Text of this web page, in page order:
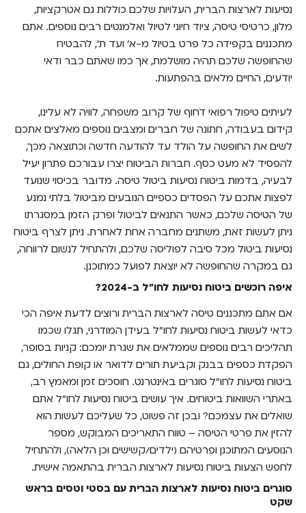
נסיעות לארצות הברית, העלויות שלכם כוללות גם אטרקציות,
מלון, כרטיסי טיסה, ציוד חיוני לטיול ואלמנטים רבים נוספים. אתם
מתכננים בקפידה כל פרט בטיול מ-א' ועד ת', להבטיח
שהחופשה שלכם תהיה מושלמת, אך כמו שאתם כבר ודאי
יודעים, החיים מלאים בהפתעות.
לעיתים טיפול רפואי דחוף של קרוב משפחה, לוויה לא עלינו,
קידום בעבודה, חתונה של חברים ומצבים נוספים מאלצים אתכם
לשים את החופשה על הולד עד להודעה חדשה וכתוצאה מכך,
להפסיד לא מעט כסף. חברות הביטוח יצרו עבורכם פתרון יעיל
לבעיה, בדמות ביטוח נסיעות ביטול טיסה. מדובר בכיסוי שנועד
לפצות אתכם על הפסדים כספיים הנובעים מביטול בלתי נמנע
של הטיסה שלכם, כאשר התנאים לביטול ופרק הזמן במסגרתו
ניתן לעשות זאת, משתנים מחברה אחת לאחרת. ניתן לצרף ביטוח
נסיעות ביטול מכל סיבה לפוליסה שלכם, ולהתחיל לנשום לרווחה,
גם במקרה שהחופשה לא יוצאת לפועל כמתוכנן.
איפה רוכשים ביטוח נסיעות לחו"ל ב-2024?
אם אתם מתכננים טיסה לארצות הברית ורוצים לדעת איפה הכי
כדאי לעשות ביטוח נסיעות לחו"ל בעידן המודרני, תגלו שכמו
תהליכים רבים נוספים שממלאים את שגרת יומכם: קניות בסופר,
הפקדת כספים בבנק וקביעת תורים לדואר או קופת החולים, גם
ביטוח נסיעות לחו"ל סוגרים באינטרנט. חוסכים זמן ומאמץ רב,
באתרי השוואות ביטוחים. איך עושים ביטוח נסיעות לחו"ל אתם
שואלים את עצמכם? ובכן זה פשוט, כל שעליכם לעשות הוא
להזין את פרטי הטיסה – טווח התאריכים המבוקש, מספר
הנוסעים המתוכנן ופרטיהם (ילדים/קשישים וכן הלאה), ולהתחיל
לחפש הצעות ביטוח נסיעות לארצות הברית בהתאמה אישית.
סוגרים ביטוח נסיעות לארצות הברית עם בסטי וטסים בראש
שקט